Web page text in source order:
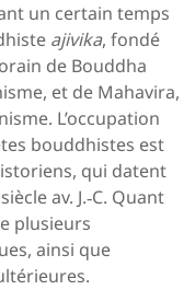
un certain temps
ajivika, fondé
de Bouddha
et de Mahavira,
L’occupation
bouddhistes est
qui datent
siècle av. J.‑C. Quant
plusieurs
ainsi que